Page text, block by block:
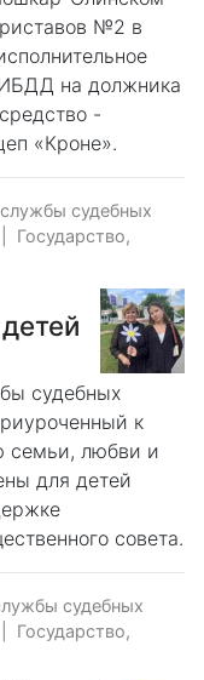
№2 в
на должника
-
«Кроне».
судебных
Государство,
судебных
к
семьи, любви и
для детей
совета.
судебных
Государство,